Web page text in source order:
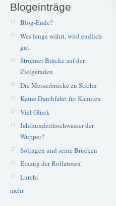
Blogeinträge
Blog-Ende?
Was lange währt, wird endlich
gut.
Strohner Brücke auf der
Zielgeraden
Die Messerbrücke zu Strohn
Keine Durchfahrt für Kanuten
Viel Glück
Jahrhunderthochwasser der
Wupper?
Solingen und seine Brücken
Einzug der Rollatoren!
Lurchi
mehr